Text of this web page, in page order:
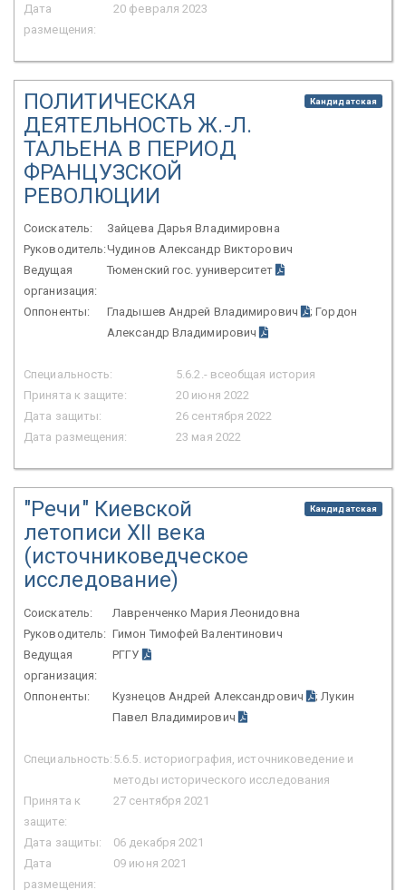
Дата
размещения:
20 февраля 2023
ПОЛИТИЧЕСКАЯ
ДЕЯТЕЛЬНОСТЬ Ж.-Л.
ТАЛЬЕНА В ПЕРИОД
ФРАНЦУЗСКОЙ
РЕВОЛЮЦИИ
Кандидатская
Соискатель:
Зайцева Дарья Владимировна
Руководитель:Чудинов Александр Викторович
Ведущая
организация:
Тюменский гос. ууниверситет
Оппоненты: Гладышев Андрей Владимирович
; Гордон
Александр Владимирович
Специальность:
5.6.2.- всеобщая история
Принята к защите:
20 июня 2022
Дата защиты:
26 сентября 2022
Дата размещения:
23 мая 2022
"Речи" Киевской
летописи XII века
(источниковедческое
исследование)
Кандидатская
Соискатель:
Лавренченко Мария Леонидовна
Руководитель: Гимон Тимофей Валентинович
Ведущая
организация:
РГГУ
Оппоненты: Кузнецов Андрей Александрович
; Лукин
Павел Владимирович
Специальность: 5.6.5. историография, источниковедение и
методы исторического исследования
Принята к
защите:
27 сентября 2021
Дата защиты:
06 декабря 2021
Дата
размещения:
09 июня 2021